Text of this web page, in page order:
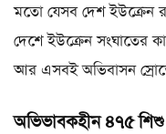
মতো যেসব দেশ ইউক্রেন
দেশে ইউক্রেন সংঘাতের
আর এসবই অভিবাসন
অভিভাবকহীন ৪৭৫